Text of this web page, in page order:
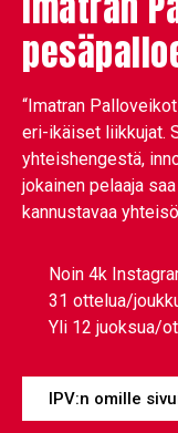
“Imatran
eri-ikäiset liikkujat.
yhteishengestä,
jokainen pelaaja
kannustavaa
Noin 4k
31 ottelua/
Yli 12 juoksua/
IPV:n omille